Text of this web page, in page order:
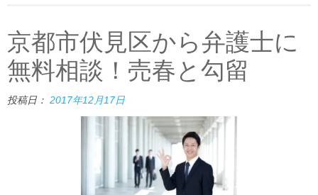
京都市伏見区から弁護士に
無料相談！売春と勾留
投稿日： 2017年12月17日